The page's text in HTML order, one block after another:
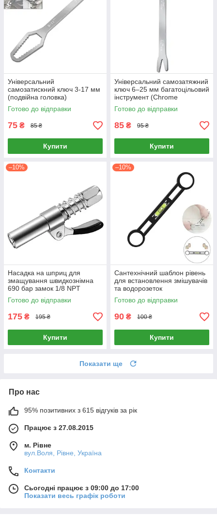
Універсальний
самозатискний ключ 3-17 мм
(подвійна головка)
Готово до відправки
75 ₴ 85 ₴
Купити
Універсальний самозатяжний
ключ 6–25 мм багатоцільовий
інструмент (Chrome
Vanadium)
Готово до відправки
85 ₴ 95 ₴
Купити
–10%
Насадка на шприц для
змащування швидкознімна
690 бар замок 1/8 NPT
Готово до відправки
175 ₴ 195 ₴
Купити
–10%
Сантехнічний шаблон рівень
для встановлення змішувачів
та водорозеток
Готово до відправки
90 ₴ 100 ₴
Купити
Показати ще
Про нас
95% позитивних з 615 відгуків за рік
Працює з 27.08.2015
м. Рівне
вул.Воля, Рівне, Україна
Контакти
Сьогодні працює з 09:00 до 17:00
Показати весь графік роботи